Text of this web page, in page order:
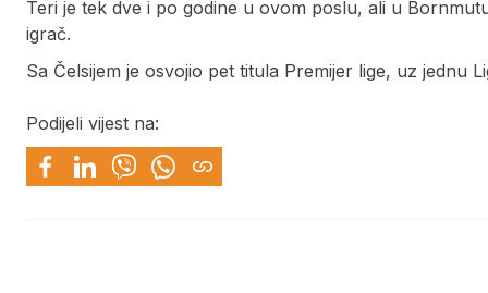
Teri je tek dve i po godine u ovom poslu, ali u
igrač.
Sa Čelsijem je osvojio pet titula Premijer lige, uz jednu
Podijeli vijest na: